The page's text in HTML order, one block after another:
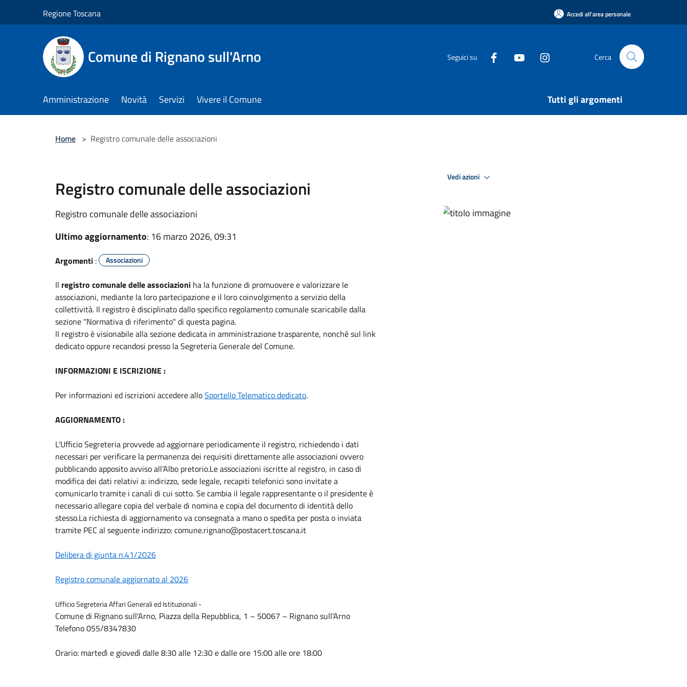
Regione Toscana Accedi all'area personale
Comune di Rignano sull'Arno Seguici su Cerca
Amministrazione Novità Servizi Vivere il Comune Tutti gli argomenti
Home > Registro comunale delle associazioni
Registro comunale delle associazioni
Registro comunale delle associazioni
Ultimo aggiornamento: 16 marzo 2026, 09:31
Argomenti : Associazioni
Il registro comunale delle associazioni ha la funzione di promuovere e valorizzare le
associazioni, mediante la loro partecipazione e il loro coinvolgimento a servizio della
collettività. Il registro è disciplinato dallo specifico regolamento comunale scaricabile dalla
sezione "Normativa di riferimento" di questa pagina.
II registro è visionabile alla sezione dedicata in amministrazione trasparente, nonché sul link
dedicato oppure recandosi presso la Segreteria Generale del Comune.
INFORMAZIONI E ISCRIZIONE :
Per informazioni ed iscrizioni accedere alloSportello Telematico dedicato.
AGGIORNAMENTO :
L'Ufficio Segreteria provvede ad aggiornare periodicamente il registro, richiedendo i dati
necessari per verificare la permanenza dei requisiti direttamente alle associazioni ovvero
pubblicando apposito avviso all’Albo pretorio.Le associazioni iscritte al registro, in caso di
modifica dei dati relativi a: indirizzo, sede legale, recapiti telefonici sono invitate a
comunicarlo tramite i canali di cui sotto. Se cambia il legale rappresentante o il presidente è
necessario allegare copia del verbale di nomina e copia del documento di identità dello
stesso.La richiesta di aggiornamento va consegnata a mano o spedita per posta o inviata
tramite PEC al seguente indirizzo: comune.rignano@postacert.toscana.it
Delibera di giunta n.41/2026
Registro comunale aggiornato al 2026
Ufficio Segreteria Affari Generali ed Istituzionali -
Comune di Rignano sull'Arno, Piazza della Repubblica, 1 – 50067 – Rignano sull'Arno
Telefono 055/8347830
Orario: martedì e giovedì dalle 8:30 alle 12:30 e dalle ore 15:00 alle ore 18:00
Vedi azioni